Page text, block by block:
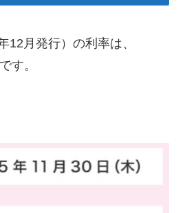
12月発行）の利率は、
です。